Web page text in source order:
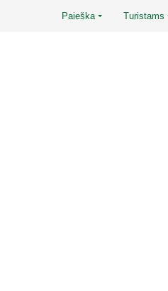
Paieška Turistams